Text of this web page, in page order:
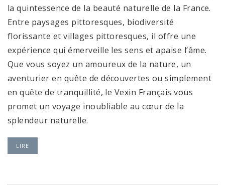
la quintessence de la beauté naturelle de la France.
Entre paysages pittoresques, biodiversité
florissante et villages pittoresques, il offre une
expérience qui émerveille les sens et apaise l’âme.
Que vous soyez un amoureux de la nature, un
aventurier en quête de découvertes ou simplement
en quête de tranquillité, le Vexin Français vous
promet un voyage inoubliable au cœur de la
splendeur naturelle.
LIRE